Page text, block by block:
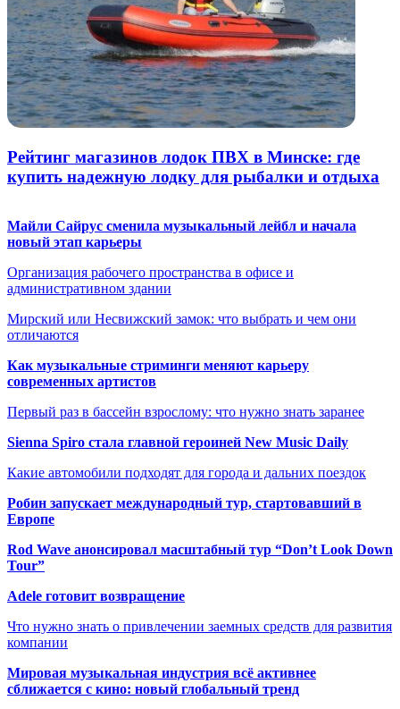
Рейтинг магазинов лодок ПВХ в Минске: где
купить надежную лодку для рыбалки и отдыха
Майли Сайрус сменила музыкальный лейбл и начала
новый этап карьеры
Организация рабочего пространства в офисе и
административном здании
Мирский или Несвижский замок: что выбрать и чем они
отличаются
Как музыкальные стриминги меняют карьеру
современных артистов
Первый раз в бассейн взрослому: что нужно знать заранее
Sienna Spiro стала главной героиней New Music Daily
Какие автомобили подходят для города и дальних поездок
Робин запускает международный тур, стартовавший в
Европе
Rod Wave анонсировал масштабный тур “Don’t Look Down
Tour”
Adele готовит возвращение
Что нужно знать о привлечении заемных средств для развития
компании
Мировая музыкальная индустрия всё активнее
сближается с кино: новый глобальный тренд